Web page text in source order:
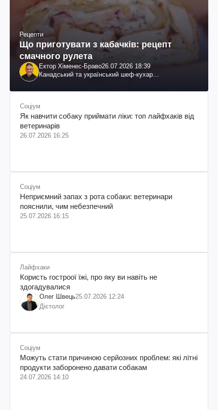
Рецепти
Що приготувати з кабачків: рецепт
смачного рулета
Ектор Хіменес-Браво26.07.2026 18:39
Канадський та український шеф-кухар
Соціум
Як навчити собаку приймати ліки: топ лайфхаків від
ветеринарів
26.07.2026 16:25
Соціум
Неприємний запах з рота собаки: ветеринари
пояснили, чим небезпечний
25.07.2026 16:15
Лайфхаки
Користь гостроої їжі, про яку ви навіть не
здогадувалися
Олег Швець25.07.2026 12:24
Дієтолог
Соціум
Можуть стати причиною серйозних проблем: які літні
продукти заборонено давати собакам
24.07.2026 14:10